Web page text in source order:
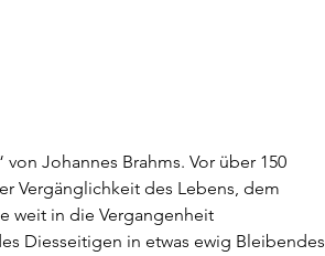
Johannes Brahms. Vor über 150
Vergänglichkeit des Lebens, dem
weit in die Vergangenheit
Diesseitigen in etwas ewig Bleibendes